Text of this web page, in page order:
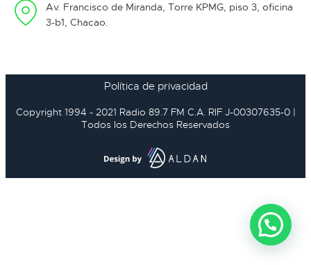
Av. Francisco de Miranda, Torre KPMG, piso 3, oficina
3-b1, Chacao.
Política de privacidad
Copyright 1994 - 2021 Radio 89.7 FM C.A. RIF J-00307635-0 |
Todos los Derechos Reservados